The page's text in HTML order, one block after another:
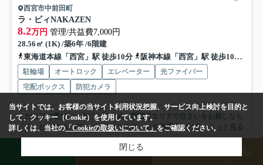
物件検索
西宮市中前田町
ラ・ビィNAKAZEN
8.2万円 管理/共益費7,000円
28.56㎡ (1K) /築6年 /6階建
東海道本線「西宮」駅 徒歩10分
阪神本線「西宮」駅 徒歩10分
駐輪場 オートロック エレベーター
光ファイバー
宅配ボックス
防犯カメラ
こだわりで選びたい方におすすめ。西宮市エリアで住まいをお探しなら
「ラ・ビィNAKAZEN」。リモートワークや料理中など自...もっと見る
当サイトでは、お客様の当サイト利用状況把握、サービス向上検討を目的と
して、クッキー（Cookie）を使用しています。
詳しくは、当社の「Cookieの取扱いについて」をご確認ください。
閉じる